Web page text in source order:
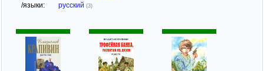
/языки: русский (3)